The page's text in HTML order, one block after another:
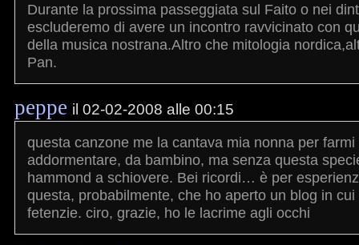
Durante la prossima passeggiata sul Faito o nei
escluderemo di avere un incontro ravvicinato con
della musica nostrana.Altro che mitologia
Pan.
peppe il 02-02-2008 alle 00:15
questa canzone me la cantava mia nonna per farmi
addormentare, da bambino, ma senza questa
hammond a schiovere. Bei ricordi… è per
questa, probabilmente, che ho aperto un blog in
fetenzie. ciro, grazie, ho le lacrime agli occhi